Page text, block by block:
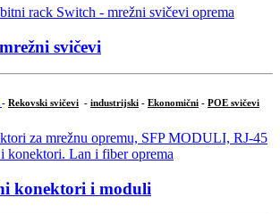
svičevi
- Rekovski svičevi - industrijski - Ekonomični - POE svičevi
konektori i moduli